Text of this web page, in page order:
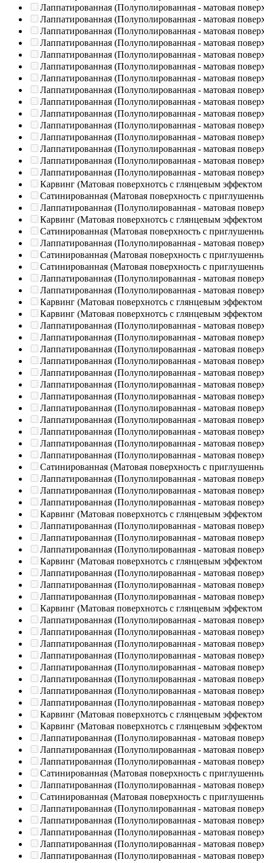
Лаппатированная (Полуполированная - матовая
Лаппатированная (Полуполированная - матовая
Лаппатированная (Полуполированная - матовая
Лаппатированная (Полуполированная - матовая
Лаппатированная (Полуполированная - матовая
Лаппатированная (Полуполированная - матовая
Лаппатированная (Полуполированная - матовая
Лаппатированная (Полуполированная - матовая
Лаппатированная (Полуполированная - матовая
Лаппатированная (Полуполированная - матовая
Лаппатированная (Полуполированная - матовая
Лаппатированная (Полуполированная - матовая
Лаппатированная (Полуполированная - матовая
Лаппатированная (Полуполированная - матовая
Лаппатированная (Полуполированная - матовая
Карвинг (Матовая поверхнотсь с глянцевым эффектом
Сатинированная (Матовая поверхность с
Лаппатированная (Полуполированная - матовая
Карвинг (Матовая поверхнотсь с глянцевым эффектом
Сатинированная (Матовая поверхность с
Лаппатированная (Полуполированная - матовая
Сатинированная (Матовая поверхность с
Сатинированная (Матовая поверхность с
Лаппатированная (Полуполированная - матовая
Лаппатированная (Полуполированная - матовая
Карвинг (Матовая поверхнотсь с глянцевым эффектом
Карвинг (Матовая поверхнотсь с глянцевым эффектом
Лаппатированная (Полуполированная - матовая
Лаппатированная (Полуполированная - матовая
Лаппатированная (Полуполированная - матовая
Лаппатированная (Полуполированная - матовая
Лаппатированная (Полуполированная - матовая
Лаппатированная (Полуполированная - матовая
Лаппатированная (Полуполированная - матовая
Лаппатированная (Полуполированная - матовая
Лаппатированная (Полуполированная - матовая
Лаппатированная (Полуполированная - матовая
Лаппатированная (Полуполированная - матовая
Лаппатированная (Полуполированная - матовая
Сатинированная (Матовая поверхность с
Лаппатированная (Полуполированная - матовая
Лаппатированная (Полуполированная - матовая
Лаппатированная (Полуполированная - матовая
Карвинг (Матовая поверхнотсь с глянцевым эффектом
Лаппатированная (Полуполированная - матовая
Лаппатированная (Полуполированная - матовая
Лаппатированная (Полуполированная - матовая
Карвинг (Матовая поверхнотсь с глянцевым эффектом
Лаппатированная (Полуполированная - матовая
Лаппатированная (Полуполированная - матовая
Лаппатированная (Полуполированная - матовая
Карвинг (Матовая поверхнотсь с глянцевым эффектом
Лаппатированная (Полуполированная - матовая
Лаппатированная (Полуполированная - матовая
Лаппатированная (Полуполированная - матовая
Лаппатированная (Полуполированная - матовая
Лаппатированная (Полуполированная - матовая
Лаппатированная (Полуполированная - матовая
Лаппатированная (Полуполированная - матовая
Лаппатированная (Полуполированная - матовая
Карвинг (Матовая поверхнотсь с глянцевым эффектом
Карвинг (Матовая поверхнотсь с глянцевым эффектом
Лаппатированная (Полуполированная - матовая
Лаппатированная (Полуполированная - матовая
Лаппатированная (Полуполированная - матовая
Сатинированная (Матовая поверхность с
Лаппатированная (Полуполированная - матовая
Сатинированная (Матовая поверхность с
Лаппатированная (Полуполированная - матовая
Лаппатированная (Полуполированная - матовая
Лаппатированная (Полуполированная - матовая
Лаппатированная (Полуполированная - матовая
Лаппатированная (Полуполированная - матовая